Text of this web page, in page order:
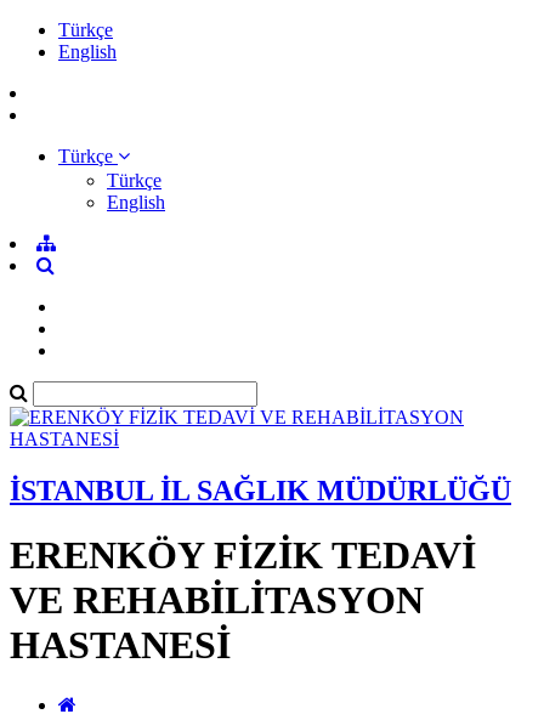
Türkçe
English
Türkçe
Türkçe
English
İSTANBUL İL SAĞLIK MÜDÜRLÜĞÜ
ERENKÖY FİZİK TEDAVİ
VE REHABİLİTASYON
HASTANESİ